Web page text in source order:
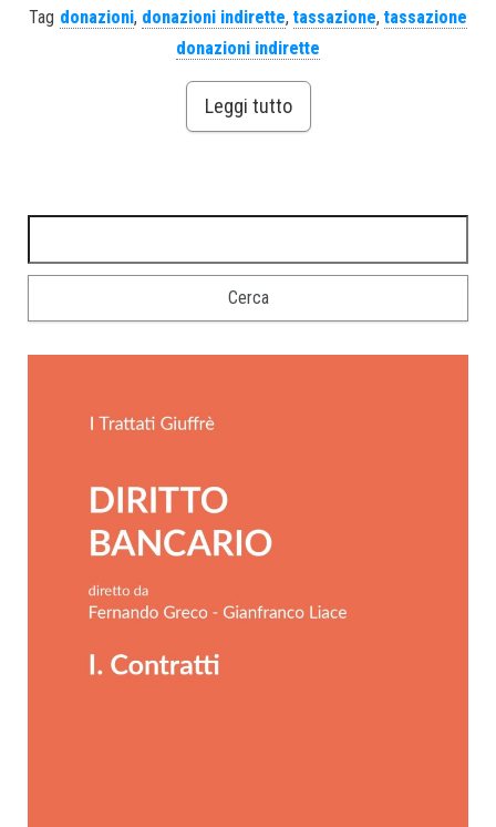
Tag donazioni, donazioni indirette, tassazione, tassazione
donazioni indirette
Leggi tutto